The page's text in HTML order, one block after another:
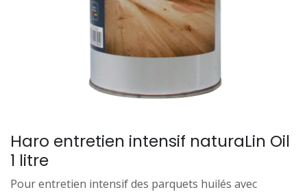
Haro entretien intensif naturaLin Oil
1 litre
Pour entretien intensif des parquets huilés avec